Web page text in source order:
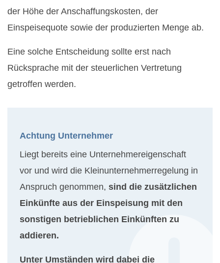
der Höhe der Anschaffungskosten, der
Einspeisequote sowie der produzierten Menge ab.
Eine solche Entscheidung sollte erst nach
Rücksprache mit der steuerlichen Vertretung
getroffen werden.
Achtung Unternehmer
Liegt bereits eine Unternehmereigenschaft
vor und wird die Kleinunternehmerregelung in
Anspruch genommen, sind die zusätzlichen
Einkünfte aus der Einspeisung mit den
sonstigen betrieblichen Einkünften zu
addieren.
Unter Umständen wird dabei die